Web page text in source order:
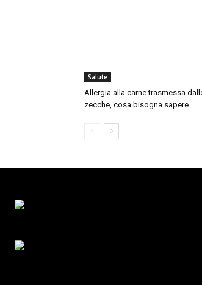
Salute
Allergia alla carne trasmessa
zecche, cosa bisogna sapere